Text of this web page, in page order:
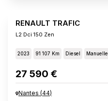
RENAULT TRAFIC
L2 Dci 150 Zen
2023 91 107 Km Diesel Manuelle
27 590 €
Nantes (44)